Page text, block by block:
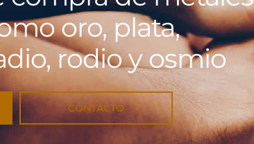
oro, plata,
rodio y osmio
CONTACTO